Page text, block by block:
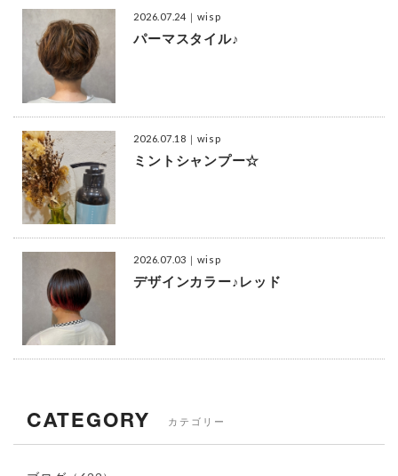
2026.07.24 ｜wisp
パーマスタイル♪
2026.07.18 ｜wisp
ミントシャンプー☆
2026.07.03 ｜wisp
デザインカラー♪レッド
CATEGORY カテゴリー